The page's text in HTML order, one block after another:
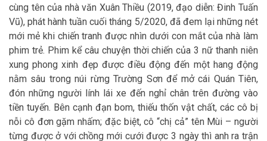
cùng tên của nhà văn Xuân Thiều (2019, đạo diễn: Đinh Tuấn
Vũ), phát hành tuần cuối tháng 5/2020, đã đem lại những nét
mới mẻ khi chiến tranh được nhìn dưới con mắt của nhà làm
phim trẻ. Phim kể câu chuyện thời chiến của 3 nữ thanh niên
xung phong xinh đẹp được điều động đến một hang động
nằm sâu trong núi rừng Trường Sơn để mở cái Quán Tiên,
đón những người lính lái xe đến nghỉ chân trên đường vào
tiền tuyến. Bên cạnh đạn bom, thiếu thốn vật chất, các cô bị
nỗi cô đơn gặm nhấm; đặc biệt, cô “chị cả” tên Mùi – người
từng được ở với chồng mới cưới được 3 ngày thì anh ra trận